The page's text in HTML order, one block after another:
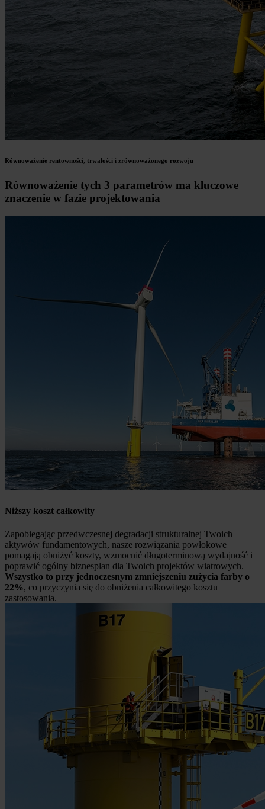
Równoważenie rentowności, trwałości i zrównoważonego rozwoju
Równoważenie tych 3 parametrów ma kluczowe
znaczenie w fazie projektowania
Niższy koszt całkowity
Zapobiegając przedwczesnej degradacji strukturalnej Twoich
aktywów fundamentowych, nasze rozwiązania powłokowe
pomagają obniżyć koszty, wzmocnić długoterminową wydajność i
poprawić ogólny biznesplan dla Twoich projektów wiatrowych.
Wszystko to przy jednoczesnym zmniejszeniu zużycia farby o
22%, co przyczynia się do obniżenia całkowitego kosztu
zastosowania.